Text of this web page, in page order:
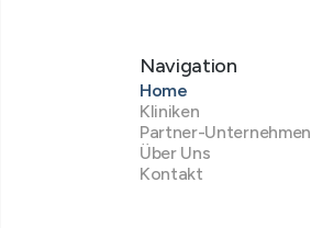
Navigation
Home
Kliniken
Partner-Unternehmen
Über Uns
Kontakt